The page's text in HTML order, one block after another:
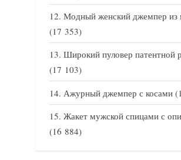
Модный женский джемпер из
(17 353)
Широкий пуловер патентной
(17 103)
Ажурный джемпер с косами
Жакет мужской спицами с
(16 884)